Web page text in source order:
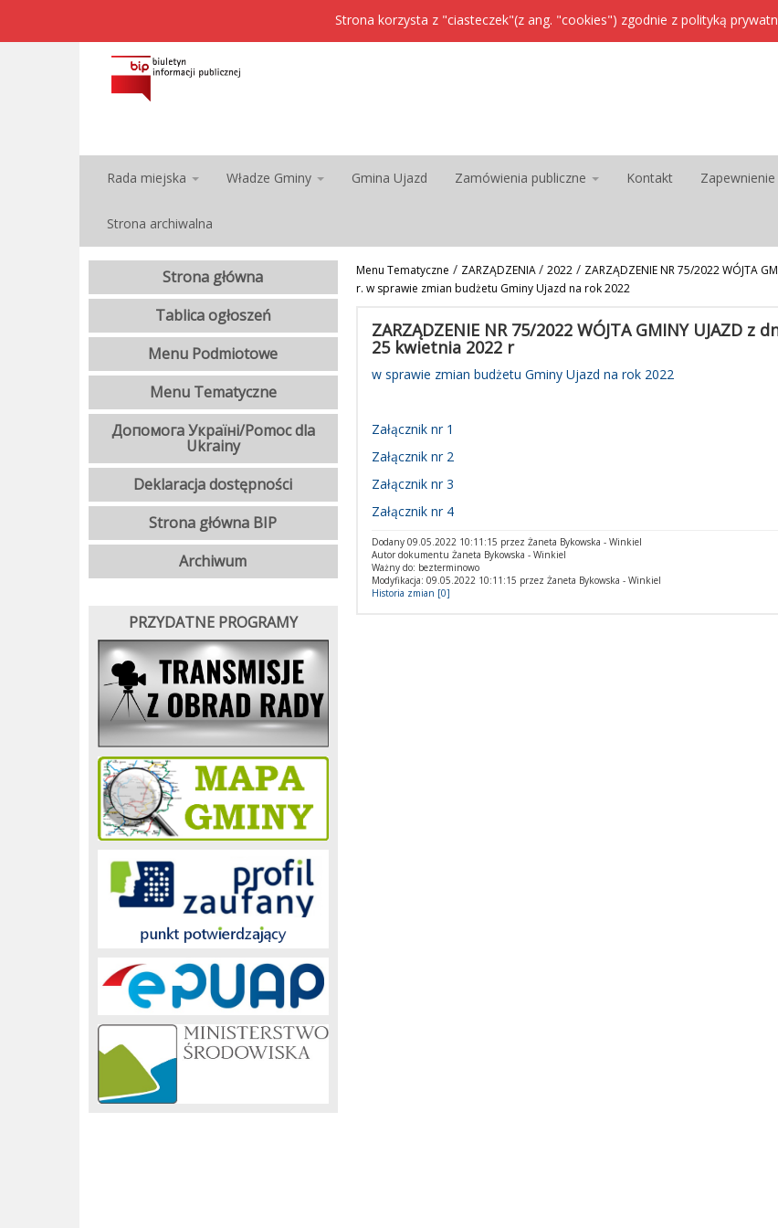
Strona korzysta z "ciasteczek"(z ang. "cookies") zgodnie z polityką
Rada miejska Władze Gminy Gmina Ujazd Zamówienia publiczne Kontakt
Strona archiwalna
Menu Tematyczne / ZARZĄDZENIA/ 2022/ ZARZĄDZENIE NR 75/2022 WÓJTA
r. w sprawie zmian budżetu Gminy Ujazd na rok 2022
ZARZĄDZENIE NR 75/2022 WÓJTA GMINY UJAZD z
25 kwietnia 2022 r
w sprawie zmian budżetu Gminy Ujazd na rok 2022
Załącznik nr 1
Załącznik nr 2
Załącznik nr 3
Załącznik nr 4
Dodany 09.05.2022 10:11:15 przez Żaneta Bykowska - Winkiel
Autor dokumentu Żaneta Bykowska - Winkiel
Ważny do: bezterminowo
Modyfikacja: 09.05.2022 10:11:15 przez Żaneta Bykowska - Winkiel
Historia zmian [0]
Strona główna
Tablica ogłoszeń
Menu Podmiotowe
Menu Tematyczne
Допомога Україні/Pomoc dla
Ukrainy
Deklaracja dostępności
Strona główna BIP
Archiwum
PRZYDATNE PROGRAMY